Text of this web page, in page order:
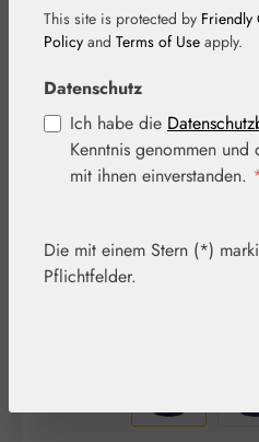
Bildergalerie überspringen
This site is protected by Friendly
Policy and Terms of Use apply.
Datenschutz
Ich habe die
Kenntnis genommen und
mit ihnen einverstanden.
Die mit einem Stern (*)
Pflichtfelder.